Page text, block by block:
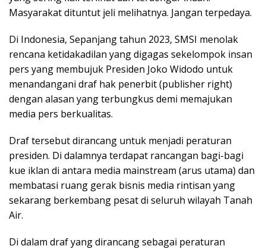
Masyarakat dituntut jeli melihatnya. Jangan terpedaya.
Di Indonesia, Sepanjang tahun 2023, SMSI menolak
rencana ketidakadilan yang digagas sekelompok insan
pers yang membujuk Presiden Joko Widodo untuk
menandangani draf hak penerbit (publisher right)
dengan alasan yang terbungkus demi memajukan
media pers berkualitas.
Draf tersebut dirancang untuk menjadi peraturan
presiden. Di dalamnya terdapat rancangan bagi-bagi
kue iklan di antara media mainstream (arus utama) dan
membatasi ruang gerak bisnis media rintisan yang
sekarang berkembang pesat di seluruh wilayah Tanah
Air.
Di dalam draf yang dirancang sebagai peraturan